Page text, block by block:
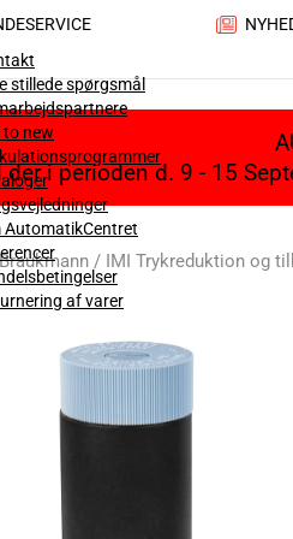
stillede spørgsmål
to new
AutomatikCentret
af varer
der i perioden d. 9 - 15
Braukmann / IMI Trykreduktion og